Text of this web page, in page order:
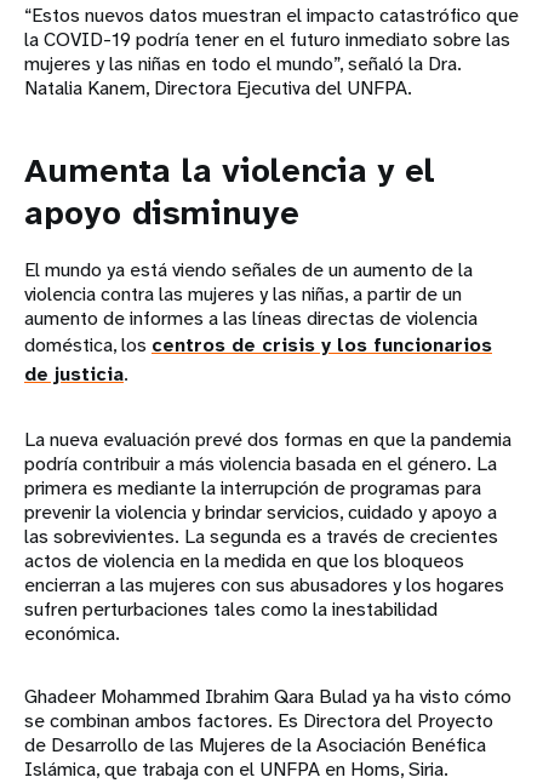
“Estos nuevos datos muestran el impacto catastrófico que
la COVID-19 podría tener en el futuro inmediato sobre las
mujeres y las niñas en todo el mundo”, señaló la Dra.
Natalia Kanem, Directora Ejecutiva del UNFPA.
Aumenta la violencia y el
apoyo disminuye
El mundo ya está viendo señales de un aumento de la
violencia contra las mujeres y las niñas, a partir de un
aumento de informes a las líneas directas de violencia
doméstica, los centros de crisis y los funcionarios
de justicia.
La nueva evaluación prevé dos formas en que la pandemia
podría contribuir a más violencia basada en el género. La
primera es mediante la interrupción de programas para
prevenir la violencia y brindar servicios, cuidado y apoyo a
las sobrevivientes. La segunda es a través de crecientes
actos de violencia en la medida en que los bloqueos
encierran a las mujeres con sus abusadores y los hogares
sufren perturbaciones tales como la inestabilidad
económica.
Ghadeer Mohammed Ibrahim Qara Bulad ya ha visto cómo
se combinan ambos factores. Es Directora del Proyecto
de Desarrollo de las Mujeres de la Asociación Benéfica
Islámica, que trabaja con el UNFPA en Homs, Siria.